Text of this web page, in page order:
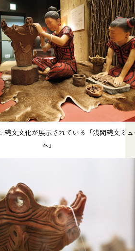
縄文文化が展示されている「浅間縄文ミ
ム」